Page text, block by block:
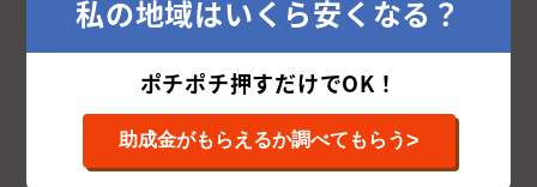
東京都の市区町村から外壁塗装業者を探す
北区 中央区 練馬区 世田谷区
大田区
私の地域はいくら安くなる？
ポチポチ押すだけでOK！
助成金がもらえるか調べてもらう>